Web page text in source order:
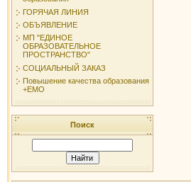
ГОРЯЧАЯ ЛИНИЯ
ОБЪЯВЛЕНИЕ
МП "ЕДИНОЕ
ОБРАЗОВАТЕЛЬНОЕ
ПРОСТРАНСТВО"
СОЦИАЛЬНЫЙ ЗАКАЗ
Повышение качества образования
+ЕМО
Поиск